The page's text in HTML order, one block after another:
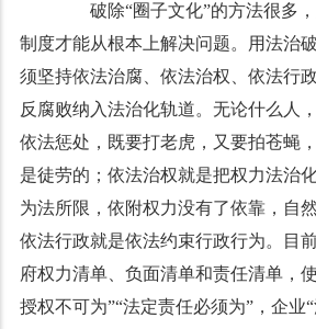
破除“圈子文化”的方法很多，
制度才能从根本上解决问题。用法治
须坚持依法治腐、依法治权、依法行
反腐败纳入法治化轨道。无论什么人
依法惩处，既要打老虎，又要拍苍蝇
是徒劳的；依法治权就是把权力法治
为法所限，依附权力没有了依靠，自
依法行政就是依法约束行政行为。目
府权力清单、负面清单和责任清单，
授权不可为”“法定责任必须为”，企业